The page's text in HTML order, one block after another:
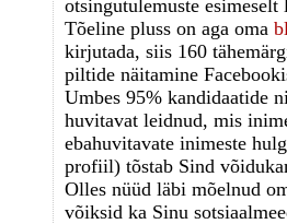
otsingutulemuste
Tõeline pluss on aga oma
kirjutada, siis 160
piltide näitamine
Umbes 95% kandidaatide
huvitavat leidnud, mis
ebahuvitavate inimeste
profiil) tõstab Sind
Olles nüüd läbi mõelnud
võiksid ka Sinu